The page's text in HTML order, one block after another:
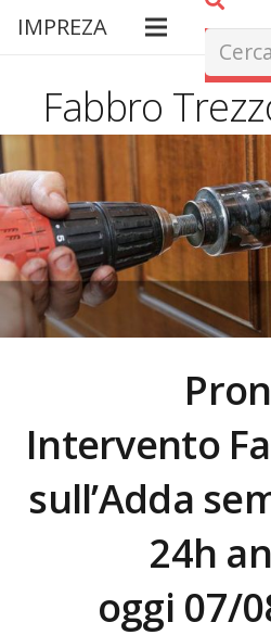
IMPREZA
Fabbro
Intervento
sull’Adda
24h
oggi 07/